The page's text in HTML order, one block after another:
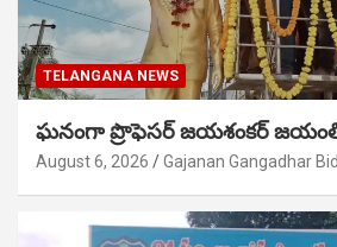
TELANGANA NEWS
ఘనంగా ప్రొఫెసర్ జయశంకర్ జయంతి
August 6, 2026 Gajanan Gangadhar